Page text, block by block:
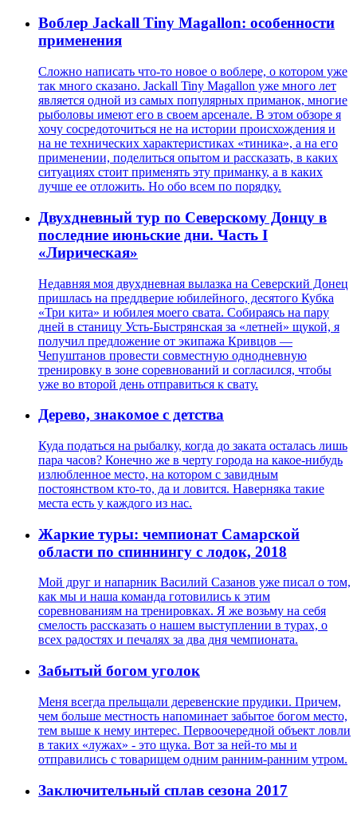
Воблер Jackall Tiny Magallon: особенности
применения
Сложно написать что-то новое о воблере, о котором уже
так много сказано. Jackall Tiny Magallon уже много лет
является одной из самых популярных приманок, многие
рыболовы имеют его в своем арсенале. В этом обзоре я
хочу сосредоточиться не на истории происхождения и
на не технических характеристиках «тиника», а на его
применении, поделиться опытом и рассказать, в каких
ситуациях стоит применять эту приманку, а в каких
лучше ее отложить. Но обо всем по порядку.
Двухдневный тур по Северскому Донцу в
последние июньские дни. Часть I
«Лирическая»
Недавняя моя двухдневная вылазка на Северский Донец
пришлась на преддверие юбилейного, десятого Кубка
«Три кита» и юбилея моего свата. Собираясь на пару
дней в станицу Усть-Быстрянская за «летней» щукой, я
получил предложение от экипажа Кривцов —
Чепуштанов провести совместную однодневную
тренировку в зоне соревнований и согласился, чтобы
уже во второй день отправиться к свату.
Дерево, знакомое с детства
Куда податься на рыбалку, когда до заката осталась лишь
пара часов? Конечно же в черту города на какое-нибудь
излюбленное место, на котором с завидным
постоянством кто-то, да и ловится. Наверняка такие
места есть у каждого из нас.
Жаркие туры: чемпионат Самарской
области по спиннингу с лодок, 2018
Мой друг и напарник Василий Сазанов уже писал о том,
как мы и наша команда готовились к этим
соревнованиям на тренировках. Я же возьму на себя
смелость рассказать о нашем выступлении в турах, о
всех радостях и печалях за два дня чемпионата.
Забытый богом уголок
Меня всегда прельщали деревенские прудики. Причем,
чем больше местность напоминает забытое богом место,
тем выше к нему интерес. Первоочередной объект ловли
в таких «лужах» - это щука. Вот за ней-то мы и
отправились с товарищем одним ранним-ранним утром.
Заключительный сплав сезона 2017